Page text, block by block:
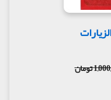
تومان